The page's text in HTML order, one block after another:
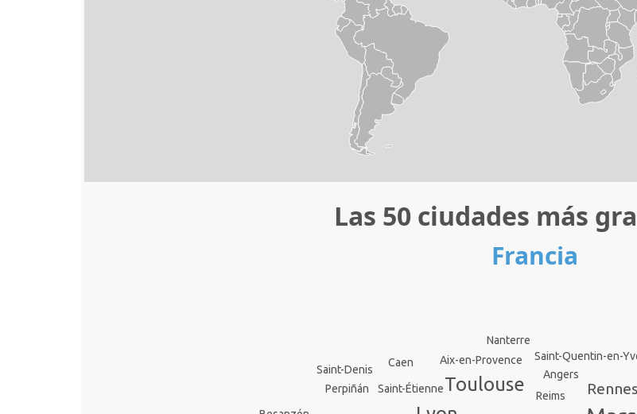
Las 50 ciudades más
Francia
Toulouse Rennes
Reims
Saint-Étienne
Angers
Aix-en-Provence Saint-Quentin-en-
Perpiñán
Caen
Saint-Denis
Nanterre